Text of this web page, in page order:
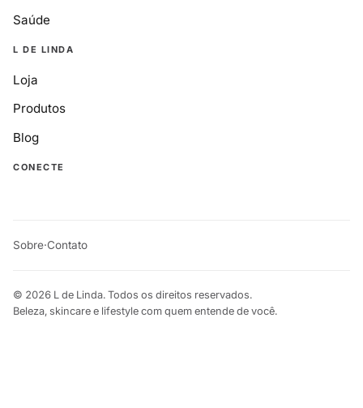
Saúde
L DE LINDA
Loja
Produtos
Blog
CONECTE
Sobre·Contato
© 2026 L de Linda. Todos os direitos reservados.
Beleza, skincare e lifestyle com quem entende de você.